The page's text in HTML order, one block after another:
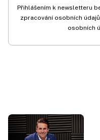
Přihlášením k newsletteru
zpracování osobních
osobních